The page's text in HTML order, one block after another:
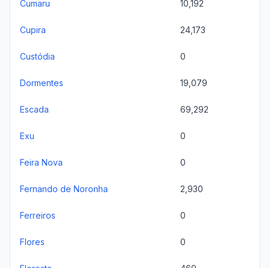
Cumaru 10,192
Cupira 24,173
Custódia 0
Dormentes 19,079
Escada 69,292
Exu 0
Feira Nova 0
Fernando de Noronha 2,930
Ferreiros 0
Flores 0